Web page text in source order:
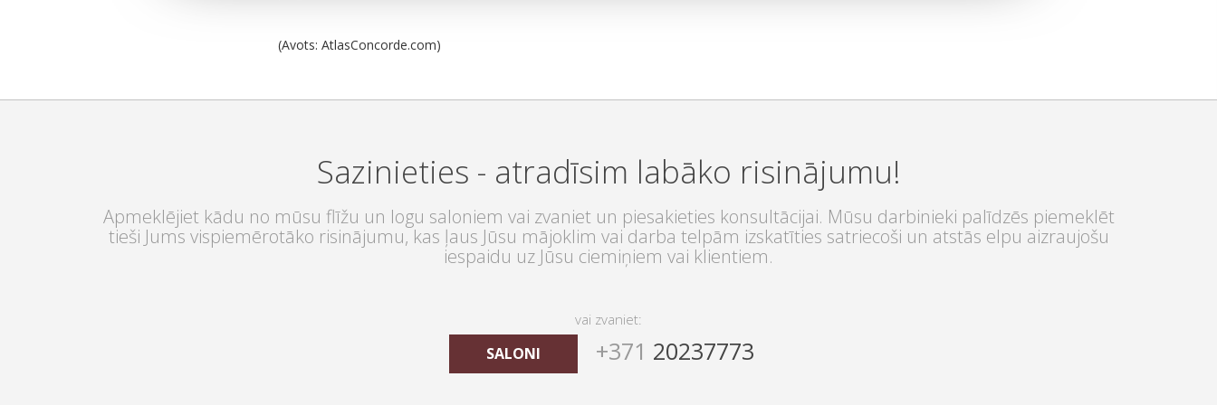
(Avots: AtlasConcorde.com)
Sazinieties - atradīsim labāko risinājumu!
Apmeklējiet kādu no mūsu flīžu un logu saloniem vai zvaniet un piesakieties konsultācijai. Mūsu darbinieki palīdzēs piemeklēt
tieši Jums vispiemērotāko risinājumu, kas ļaus Jūsu mājoklim vai darba telpām izskatīties satriecoši un atstās elpu aizraujošu
iespaidu uz Jūsu ciemiņiem vai klientiem.
vai zvaniet:
SALONI +371 20237773